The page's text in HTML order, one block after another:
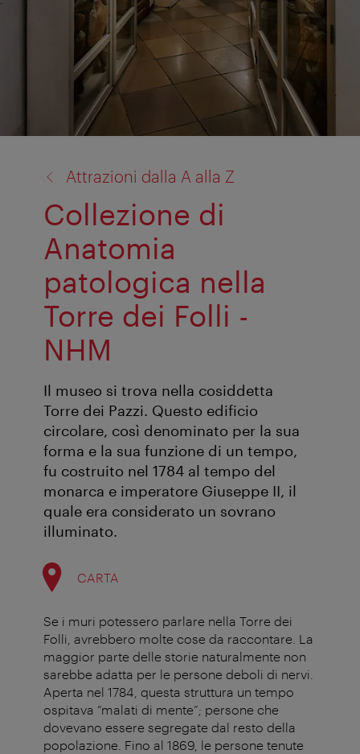
Attrazioni dalla A alla Z
Collezione di
Anatomia
patologica nella
Torre dei Folli -
NHM
Il museo si trova nella cosiddetta
Torre dei Pazzi. Questo edificio
circolare, così denominato per la sua
forma e la sua funzione di un tempo,
fu costruito nel 1784 al tempo del
monarca e imperatore Giuseppe II, il
quale era considerato un sovrano
illuminato.
CARTA
Se i muri potessero parlare nella Torre dei
Folli, avrebbero molte cose da raccontare. La
maggior parte delle storie naturalmente non
sarebbe adatta per le persone deboli di nervi.
Aperta nel 1784, questa struttura un tempo
ospitava “malati di mente”; persone che
dovevano essere segregate dal resto della
popolazione. Fino al 1869, le persone tenute